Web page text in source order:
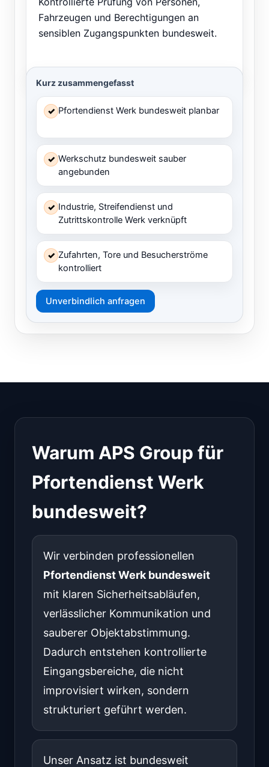
Fahrzeugen und Berechtigungen an
sensiblen Zugangspunkten bundesweit.
Kurz zusammengefasst
✓ Pfortendienst Werk bundesweit planbar
✓ Werkschutz bundesweit sauber
angebunden
✓ Industrie, Streifendienst und
Zutrittskontrolle Werk verknüpft
✓ Zufahrten, Tore und Besucherströme
kontrolliert
Unverbindlich anfragen
Warum APS Group für
Pfortendienst Werk
bundesweit?
Wir verbinden professionellen
Pfortendienst Werk bundesweit
mit klaren Sicherheitsabläufen,
verlässlicher Kommunikation und
sauberer Objektabstimmung.
Dadurch entstehen kontrollierte
Eingangsbereiche, die nicht
improvisiert wirken, sondern
strukturiert geführt werden.
Unser Ansatz ist bundesweit